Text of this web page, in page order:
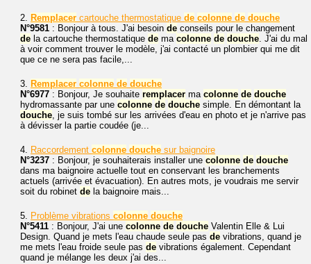
2. Remplacer cartouche thermostatique de colonne de douche
N°9581 : Bonjour à tous. J'ai besoin de conseils pour le changement
de la cartouche thermostatique de ma colonne de douche. J'ai du mal
à voir comment trouver le modèle, j'ai contacté un plombier qui me dit
que ce ne sera pas facile,...
3. Remplacer colonne de douche
N°6977 : Bonjour, Je souhaite remplacer ma colonne de douche
hydromassante par une colonne de douche simple. En démontant la
douche, je suis tombé sur les arrivées d'eau en photo et je n'arrive pas
à dévisser la partie coudée (je...
4. Raccordement colonne douche sur baignoire
N°3237 : Bonjour, je souhaiterais installer une colonne de douche
dans ma baignoire actuelle tout en conservant les branchements
actuels (arrivée et évacuation). En autres mots, je voudrais me servir
soit du robinet de la baignoire mais...
5. Problème vibrations colonne douche
N°5411 : Bonjour, J'ai une colonne de douche Valentin Elle & Lui
Design. Quand je mets l'eau chaude seule pas de vibrations, quand je
me mets l'eau froide seule pas de vibrations également. Cependant
quand je mélange les deux j'ai des...